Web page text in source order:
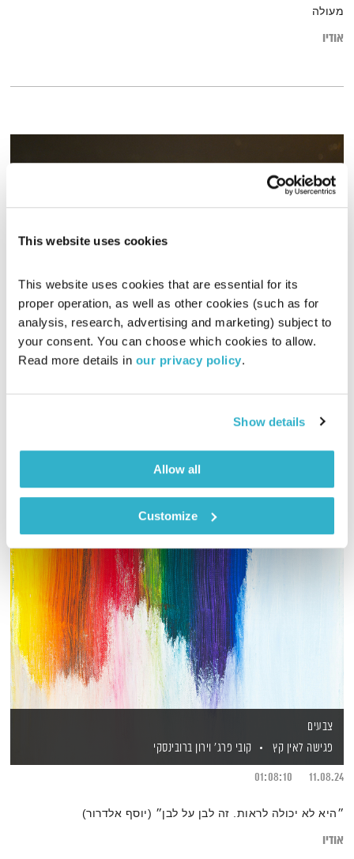
This website uses cookies
This website uses cookies that are essential for its
proper operation, as well as other cookies (such as for
analysis, research, advertising and marketing) subject to
your consent. You can choose which cookies to allow.
Read more details in our privacy policy.
Show details
Allow all
Customize
מעולה
אודיו
כל יום מחדש – 12.7.26
כל יום מחדש
אמיר פרי
אודיו
צבעים
פגישה לאין קץ
קובי פרג' וירון ברובינסקי
11.08.24
01:08:10
״היא לא יכולה לראות. זה לבן על לבן״ (יוסף אלדרור)
אודיו